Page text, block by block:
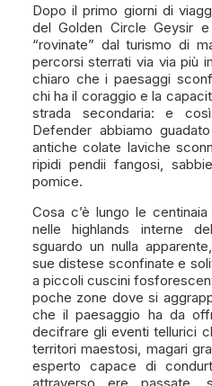
Dopo il primo giorni di
del Golden Circle Geysir
“rovinate” dal turismo di
percorsi sterrati via via più
chiaro che i paesaggi
chi ha il coraggio e la
strada secondaria: e
Defender abbiamo
antiche colate laviche
ripidi pendii fangosi,
pomice.
Cosa c’è lungo le
nelle highlands interne
sguardo un nulla
sue distese sconfinate e
a piccoli cuscini
poche zone dove si
che il paesaggio ha da
decifrare gli eventi tellurici
territori maestosi, magari
esperto capace di
attraverso ere passate,